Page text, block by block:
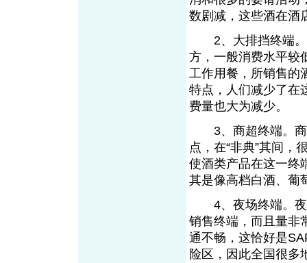
数剧减，这些酒在
2、大排挡终端。
方，一般消费水平较
工作用餐，所销售的
特点，人们减少了在
费量也大为减少。
3、商超终端。商
点，在“非典”其间，
使酒类产品在这一终
其是像高档白酒、葡
4、夜场终端。夜
销售终端，而且量非
通不畅，这恰好是
险区，因此全国很多